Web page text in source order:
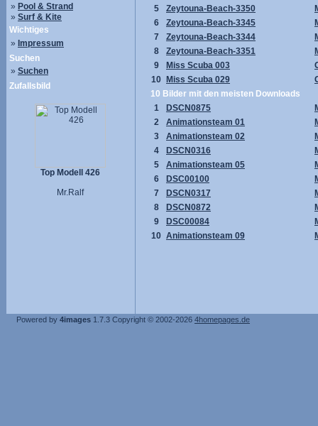
» Pool & Strand
» Surf & Kite
Wichtiges
» Impressum
Suchen
» Suchen
Zufallsbild
Top Modell 426
Mr.Ralf
5
Zeytouna-Beach-3350
6
Zeytouna-Beach-3345
7
Zeytouna-Beach-3344
8
Zeytouna-Beach-3351
9
Miss Scuba 003
10
Miss Scuba 029
10 Bilder mit den meisten Downloads
1
DSCN0875
2
Animationsteam 01
3
Animationsteam 02
4
DSCN0316
5
Animationsteam 05
6
DSC00100
7
DSCN0317
8
DSCN0872
9
DSC00084
10 Animationsteam 09
Powered by 4images 1.7.3 Copyright © 2002-2026 4homepages.de